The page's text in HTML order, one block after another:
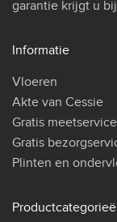
garantie krijgt u
Informatie
Vloeren
Akte van Cessie
Gratis meetservice
Gratis
Plinten en